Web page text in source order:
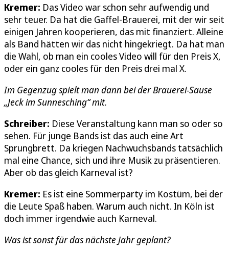
Kremer: Das Video war schon sehr aufwendig und
sehr teuer. Da hat die Gaffel-Brauerei, mit der wir seit
einigen Jahren kooperieren, das mit finanziert. Alleine
als Band hätten wir das nicht hingekriegt. Da hat man
die Wahl, ob man ein cooles Video will für den Preis X,
oder ein ganz cooles für den Preis drei mal X.
Im Gegenzug spielt man dann bei der Brauerei-Sause
„Jeck im Sunnesching“ mit.
Schreiber: Diese Veranstaltung kann man so oder so
sehen. Für junge Bands ist das auch eine Art
Sprungbrett. Da kriegen Nachwuchsbands tatsächlich
mal eine Chance, sich und ihre Musik zu präsentieren.
Aber ob das gleich Karneval ist?
Kremer: Es ist eine Sommerparty im Kostüm, bei der
die Leute Spaß haben. Warum auch nicht. In Köln ist
doch immer irgendwie auch Karneval.
Was ist sonst für das nächste Jahr geplant?